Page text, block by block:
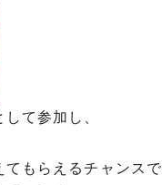
て参加し、
もらえるチャンスで